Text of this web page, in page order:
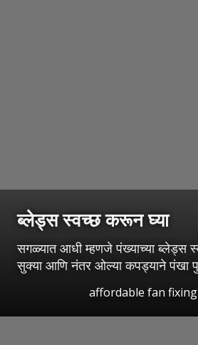
ब्लेड्स स्वच्छ करून घ्या
सगळ्यात आधी म्हणजे पंख्याच्या ब्लेड्स
सुक्या आणि नंतर ओल्या कपड्याने पंखा
affordable fan